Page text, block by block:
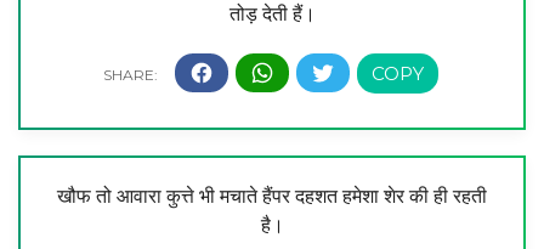
तोड़ देती हैं।
खौफ तो आवारा कुत्ते भी मचाते हैंपर दहशत हमेशा शेर की ही रहती
है।